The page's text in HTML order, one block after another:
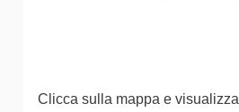
Clicca sulla mappa e